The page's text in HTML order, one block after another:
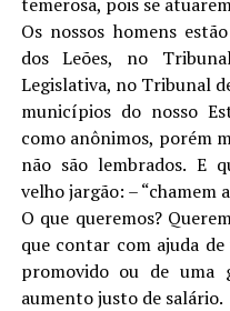
Os nossos homens
dos Leões, no
Legislativa, no Tribunal
municípios do nosso
como anônimos, porém
não são lembrados. E
velho jargão: – “chamem
O que queremos?
que contar com ajuda
promovido ou de uma
aumento justo de salário.